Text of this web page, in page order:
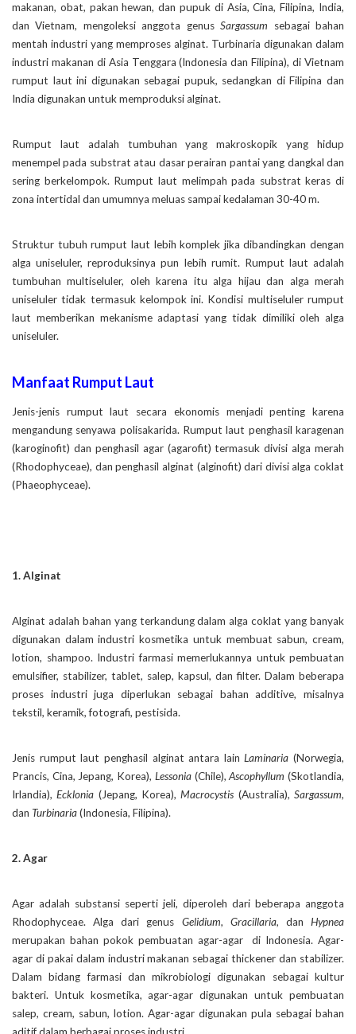
makanan, obat, pakan hewan, dan pupuk di Asia, Cina, Filipina, India,
dan Vietnam, mengoleksi anggota genusSargassum sebagai bahan
mentah industri yang memproses alginat. Turbinaria digunakan dalam
industri makanan di Asia Tenggara (Indonesia dan Filipina), di Vietnam
rumput laut ini digunakan sebagai pupuk, sedangkan di Filipina dan
India digunakan untuk memproduksi alginat.
Rumput laut adalah tumbuhan yang makroskopik yang hidup
menempel pada substrat atau dasar perairan pantai yang dangkal dan
sering berkelompok. Rumput laut melimpah pada substrat keras di
zona intertidal dan umumnya meluas sampai kedalaman 30-40 m.
Struktur tubuh rumput laut lebih komplek jika dibandingkan dengan
alga uniseluler, reproduksinya pun lebih rumit. Rumput laut adalah
tumbuhan multiseluler, oleh karena itu alga hijau dan alga merah
uniseluler tidak termasuk kelompok ini. Kondisi multiseluler rumput
laut memberikan mekanisme adaptasi yang tidak dimiliki oleh alga
uniseluler.
Manfaat Rumput Laut
Jenis-jenis rumput laut secara ekonomis menjadi penting karena
mengandung senyawa polisakarida. Rumput laut penghasil karagenan
(karoginofit) dan penghasil agar (agarofit) termasuk divisi alga merah
(Rhodophyceae), dan penghasil alginat (alginofit) dari divisi alga coklat
(Phaeophyceae).
1. Alginat
Alginat adalah bahan yang terkandung dalam alga coklat yang banyak
digunakan dalam industri kosmetika untuk membuat sabun, cream,
lotion, shampoo. Industri farmasi memerlukannya untuk pembuatan
emulsifier, stabilizer, tablet, salep, kapsul, dan filter. Dalam beberapa
proses industri juga diperlukan sebagai bahan additive, misalnya
tekstil, keramik, fotografi, pestisida.
Jenis rumput laut penghasil alginat antara lainLaminaria (Norwegia,
Prancis, Cina, Jepang, Korea), Lessonia(Chile),Ascophyllum (Skotlandia,
Irlandia),Ecklonia (Jepang, Korea),Macrocystis (Australia),Sargassum,
dan Turbinaria(Indonesia, Filipina).
2. Agar
Agar adalah substansi seperti jeli, diperoleh dari beberapa anggota
Rhodophyceae. Alga dari genus Gelidium, Gracillaria, danHypnea
merupakan bahan pokok pembuatan agar-agar di Indonesia. Agar-
agar di pakai dalam industri makanan sebagai thickener dan stabilizer.
Dalam bidang farmasi dan mikrobiologi digunakan sebagai kultur
bakteri. Untuk kosmetika, agar-agar digunakan untuk pembuatan
salep, cream, sabun, lotion. Agar-agar digunakan pula sebagai bahan